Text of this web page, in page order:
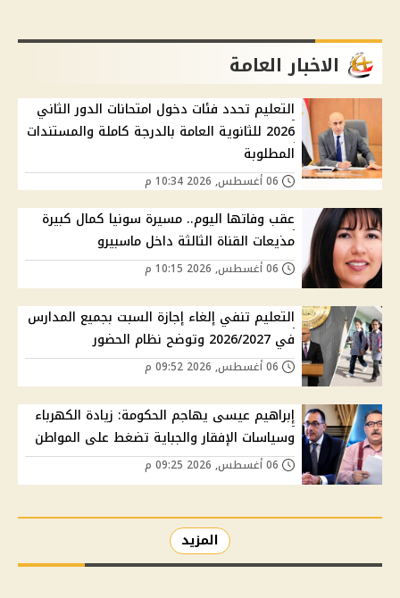
الاخبار العامة
التعليم تحدد فئات دخول امتحانات الدور الثاني
2026 للثانوية العامة بالدرجة كاملة والمستندات
المطلوبة
عقب وفاتها اليوم.. مسيرة سونيا كمال كبيرة
مذيعات القناة الثالثة داخل ماسبيرو
التعليم تنفي إلغاء إجازة السبت بجميع المدارس
في 2026/2027 وتوضح نظام الحضور
إبراهيم عيسى يهاجم الحكومة: زيادة الكهرباء
وسياسات الإفقار والجباية تضغط على المواطن
المزيد